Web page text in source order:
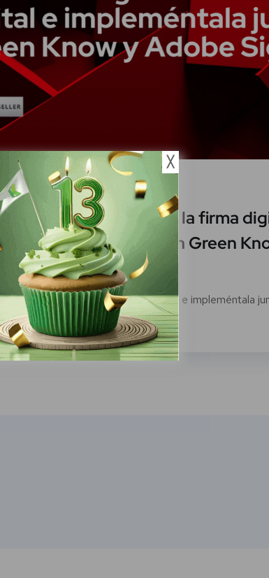
Green Know 14 Febrero, 2022
Conoce la legalidad de la firma
impleméntala junto con Green
Sign
Conoce la legalidad de la firma digital e impleméntala
Know y...
╳